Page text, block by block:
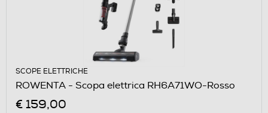
SCOPE ELETTRICHE
ROWENTA - Scopa elettrica RH6A71WO-Rosso
€ 159,00